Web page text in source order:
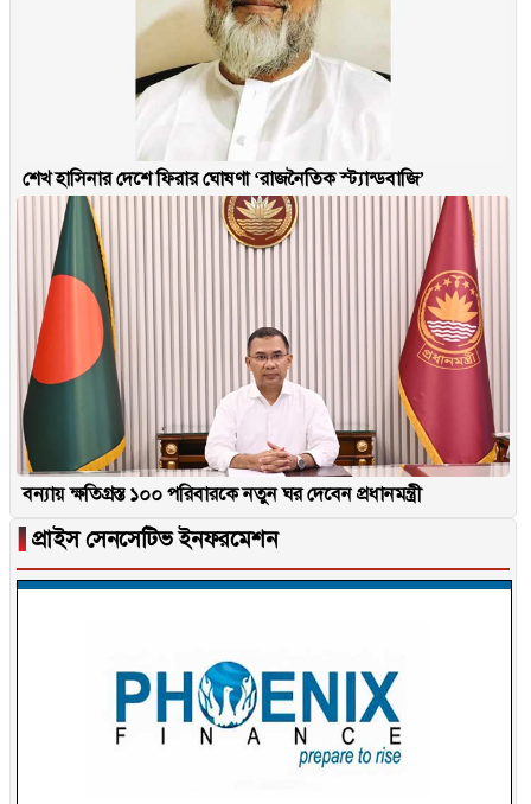
শেখ হাসিনার দেশে ফিরার ঘোষণা ‘রাজনৈতিক স্ট্যান্ডবাজি’
বন্যায় ক্ষতিগ্রস্ত ১০০ পরিবারকে নতুন ঘর দেবেন প্রধানমন্ত্রী
▐ প্রাইস সেনসেটিভ ইনফরমেশন